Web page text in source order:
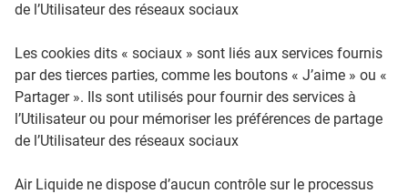
de l’Utilisateur des réseaux sociaux
Les cookies dits « sociaux » sont liés aux services fournis
par des tierces parties, comme les boutons « J’aime » ou «
Partager ». Ils sont utilisés pour fournir des services à
l’Utilisateur ou pour mémoriser les préférences de partage
de l’Utilisateur des réseaux sociaux
Air Liquide ne dispose d’aucun contrôle sur le processus